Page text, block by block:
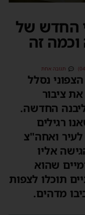
של
זה
תגובה אחת
נסלל
4 סמוך ליבנה החדשה.
ואחה"צ
אליו
שהוא
תוכלו לצפות
מדהים.